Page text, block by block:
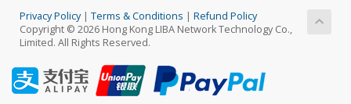
Privacy Policy| Terms & Conditions | Refund Policy
Copyright © 2026 Hong Kong LIBA Network Technology Co.,
Limited. All Rights Reserved.